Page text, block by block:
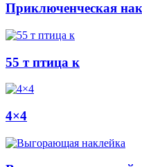
Приключенческая
55 т птица к
4×4